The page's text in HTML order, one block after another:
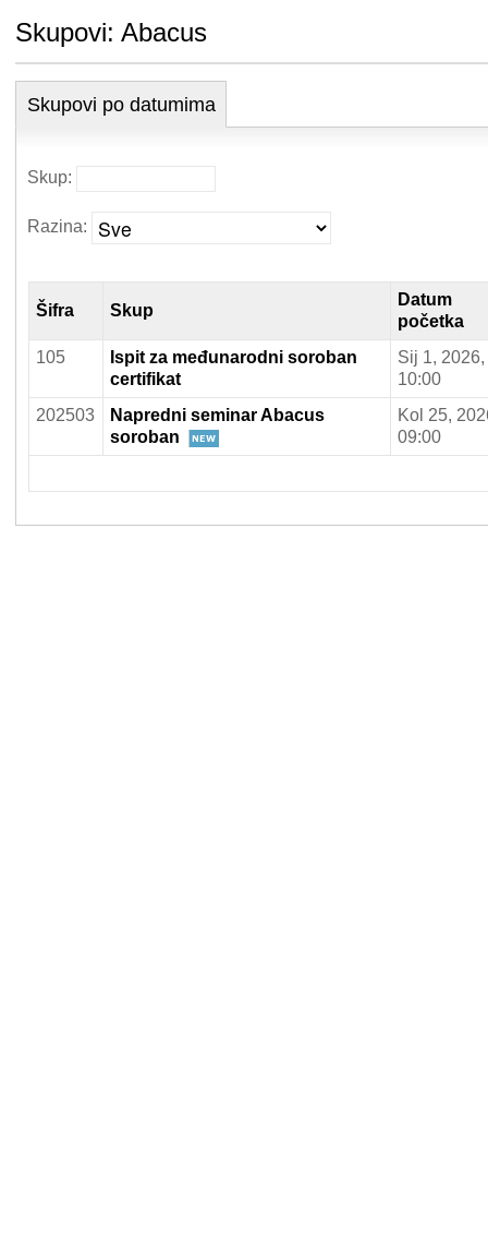
Skupovi: Abacus
Skupovi po datumima
Skup:
Razina:
Šifra Skup
Datum
početka
105
Ispit za međunarodni soroban
certifikat
Sij 1, 2026,
10:00
202503
Napredni seminar Abacus
soroban
Kol 25,
09:00